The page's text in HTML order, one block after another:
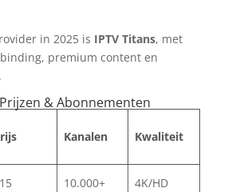
in 2025 is IPTV Titans, met
premium content en
Prijzen & Abonnementen
Kanalen Kwaliteit
10.000+ 4K/HD